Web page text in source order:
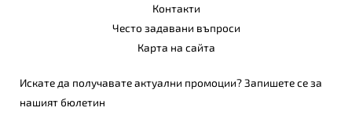
Контакти
Често задавани въпроси
Карта на сайта
Искате да получавате актуални промоции? Запишете се за
нашият бюлетин